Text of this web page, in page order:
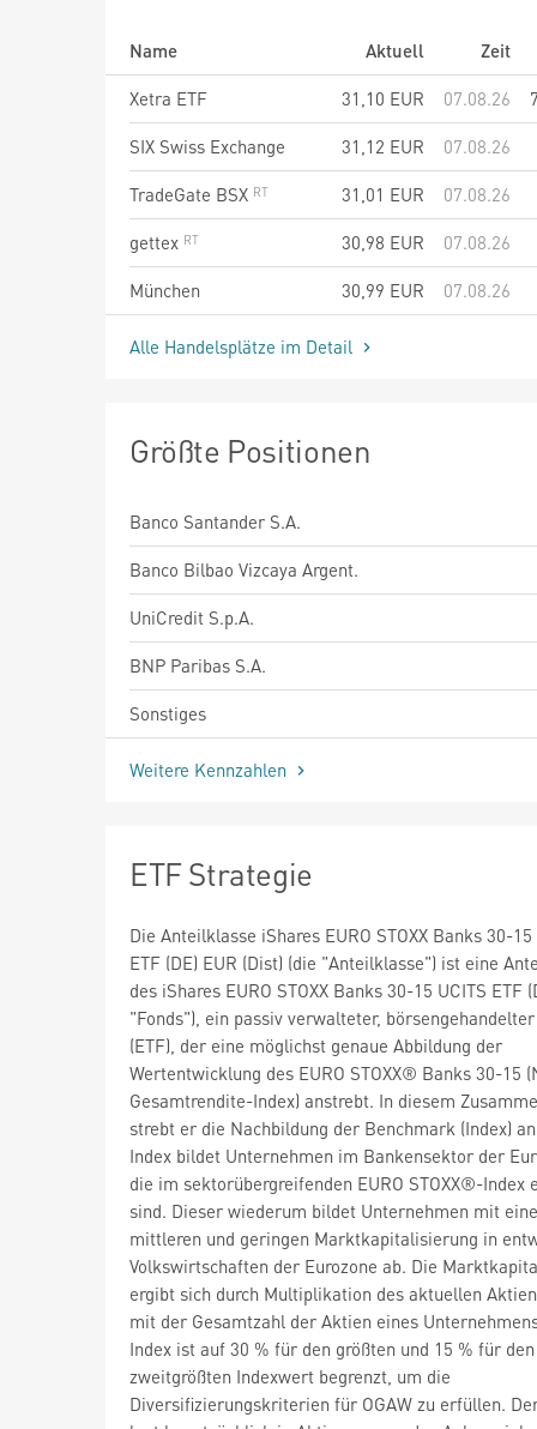
Name Aktuell
Zeit
Xetra ETF
31,10 EUR 07.08.26
SIX Swiss Exchange
31,12 EUR
07.08.26
TradeGate BSX
31,01 EUR
07.08.26
gettex
30,98 EUR
07.08.26
München
30,99 EUR 07.08.26
Alle Handelsplätze im Detail
Größte Positionen
Banco Santander S.A.
Banco Bilbao Vizcaya Argent.
UniCredit S.p.A.
BNP Paribas S.A.
Sonstiges
Weitere Kennzahlen
ETF Strategie
Die Anteilklasse iShares EURO STOXX Banks 30-15
ETF (DE) EUR (Dist) (die "Anteilklasse") ist eine
des iShares EURO STOXX Banks 30-15 UCITS ETF
"Fonds"), ein passiv verwalteter,
(ETF), der eine möglichst genaue Abbildung der
Wertentwicklung des EURO STOXX® Banks 30-15
Gesamtrendite-Index) anstrebt. In diesem
strebt er die Nachbildung der Benchmark (Index)
Index bildet Unternehmen im Bankensektor der
die im sektorübergreifenden EURO STOXX®-Index
sind. Dieser wiederum bildet Unternehmen mit
mittleren und geringen Marktkapitalisierung in
Volkswirtschaften der Eurozone ab. Die
ergibt sich durch Multiplikation des aktuellen
mit der Gesamtzahl der Aktien eines
Index ist auf 30 % für den größten und 15 % für den
zweitgrößten Indexwert begrenzt, um die
Diversifizierungskriterien für OGAW zu erfüllen.